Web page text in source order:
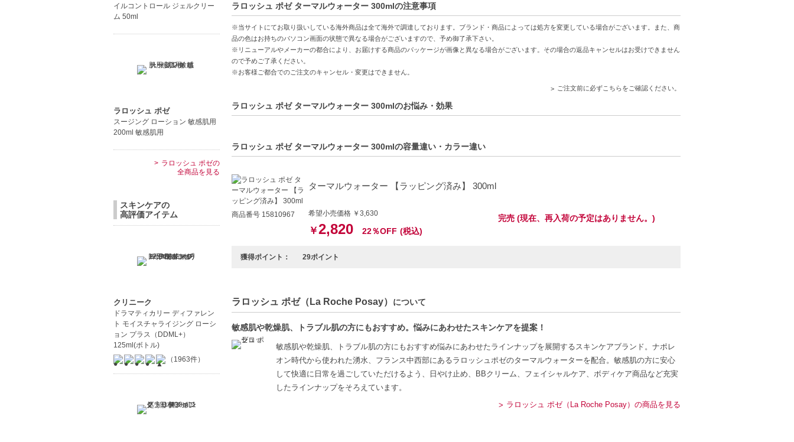
セレン豊富なフランスの湧水-敏感肌にも安心してご利用いただけるミストです。
プレ化粧水としても活用-スキンケアの効果を引き出し、肌を整えます。
全身に使える使い勝手-メイクの上からも使えるため、忙しい日常に便利です。
【こんな方へおすすめ】
敏感肌の方
手軽にスキンケアをしたい方
ラロッシュ ポゼ ターマルウォーター 300mlの注意事項
※当サイトにてお取り扱いしている海外商品は全て海外で調達しております。ブランド・商品によっては処方を変更している場合がございます。また、商
品の色はお持ちのパソコン画面の状態で異なる場合がございますので、予め御了承下さい。
※リニューアルやメーカーの都合により、お届けする商品のパッケージが画像と異なる場合がございます。その場合の返品キャンセルはお受けできません
ので予めご了承ください。
※お客様ご都合でのご注文のキャンセル・変更はできません。
ご注文前に必ずこちらをご確認ください。
ラロッシュ ポゼ ターマルウォーター 300mlのお悩み・効果
ラロッシュ ポゼ ターマルウォーター 300mlの容量違い・カラー違い
商品番号 15810967
ターマルウォーター 【ラッピング済み】 300ml
希望小売価格 ￥3,630
￥2,820 22％OFF (税込)
完売 (現在、再入荷の予定はありません。)
獲得ポイント： 29ポイント
ラロッシュ ポゼ（La Roche Posay） について
敏感肌や乾燥肌、トラブル肌の方にもおすすめ。悩みにあわせたスキンケアを提案！
敏感肌や乾燥肌、トラブル肌の方にもおすすめ悩みにあわせたラインナップを展開するスキンケアブランド。ナポレ
オン時代から使われた湧水、フランス中西部にあるラロッシュポゼのターマルウォーターを配合。敏感肌の方に安心
して快適に日常を過ごしていただけるよう、日やけ止め、BBクリーム、フェイシャルケア、ボディケア商品など充実
したラインナップをそろえています。
ラロッシュ ポゼ（La Roche Posay）の商品を見る
イルコントロール ジェルクリー
ム 50ml
ラロッシュ ポゼ
スージング ローション 敏感肌用
200ml 敏感肌用
ラロッシュ ポゼの
全商品を見る
スキンケアの
高評価アイテム
クリニーク
ドラマティカリー ディファレン
ト モイスチャライジング ローシ
ョン プラス（DDML+）
125ml(ボトル)
（1963件）